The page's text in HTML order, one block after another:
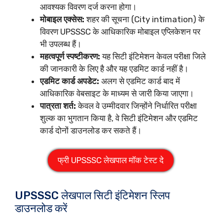
आवश्यक विवरण दर्ज करना होगा।
मोबाइल एक्सेस: शहर की सूचना (City intimation) के
विवरण UPSSSC के आधिकारिक मोबाइल एप्लिकेशन पर
भी उपलब्ध हैं।
महत्वपूर्ण स्पष्टीकरण: यह सिटी इंटिमेशन केवल परीक्षा जिले
की जानकारी के लिए है और यह एडमिट कार्ड नहीं है।
एडमिट कार्ड अपडेट: अलग से एडमिट कार्ड बाद में
आधिकारिक वेबसाइट के माध्यम से जारी किया जाएगा।
पात्रता शर्त: केवल वे उम्मीदवार जिन्होंने निर्धारित परीक्षा
शुल्क का भुगतान किया है, वे सिटी इंटिमेशन और एडमिट
कार्ड दोनों डाउनलोड कर सकते हैं।
फ्री UPSSSC लेखपाल मॉक टेस्ट दे
UPSSSC लेखपाल सिटी इंटिमेशन स्लिप
डाउनलोड करें